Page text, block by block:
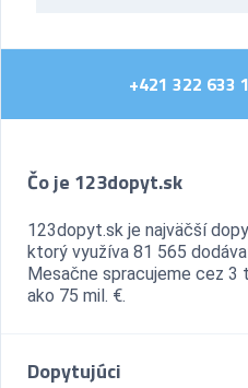
+421 322 633
Čo je 123dopyt.sk
123dopyt.sk je najväčší
ktorý využíva 81 565
Mesačne spracujeme cez
ako 75 mil. €.
Dopytujúci